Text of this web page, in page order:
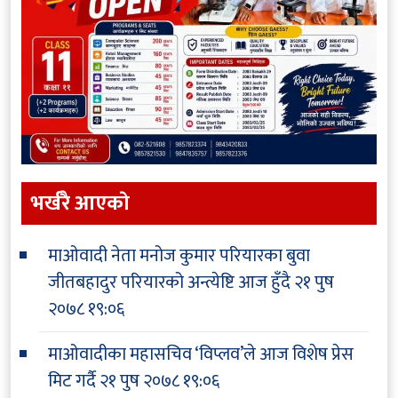
भर्खरै आएकाे
माओवादी नेता मनोज कुमार परियारका बुवा
जीतबहादुर परियारको अन्त्येष्टि आज हुँदै२१ पुष
२०७८ १९:०६
माओवादीका महासचिव ‘विप्लव’ले आज विशेष प्रेस
मिट गर्दै२१ पुष २०७८ १९:०६